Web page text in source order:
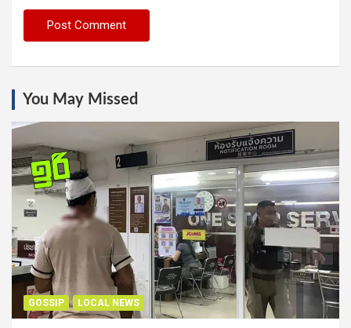
You May Missed
GOSSIP LOCAL NEWS